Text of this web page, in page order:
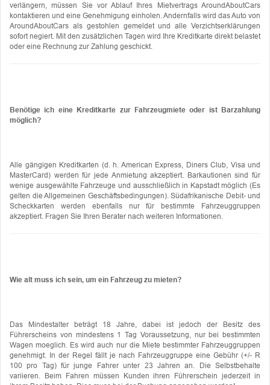
verlängern, müssen Sie vor Ablauf Ihres Mietvertrags AroundAboutCars
kontaktieren und eine Genehmigung einholen. Andernfalls wird das Auto von
AroundAboutCars als gestohlen gemeldet und alle Verzichtserklärungen
sofort negiert. Mit den zusätzlichen Tagen wird Ihre Kreditkarte direkt belastet
oder eine Rechnung zur Zahlung geschickt.
Benötige ich eine Kreditkarte zur Fahrzeugmiete oder ist Barzahlung
möglich?
Alle gängigen Kreditkarten (d. h. American Express, Diners Club, Visa und
MasterCard) werden für jede Anmietung akzeptiert. Barkautionen sind für
wenige ausgewählte Fahrzeuge und ausschließlich in Kapstadt möglich (Es
gelten die Allgemeinen Geschäftsbedingungen). Südafrikanische Debit- und
Scheckkarten werden ebenfalls nur für bestimmte Fahrzeuggruppen
akzeptiert. Fragen Sie Ihren Berater nach weiteren Informationen.
Wie alt muss ich sein, um ein Fahrzeug zu mieten?
Das Mindestalter beträgt 18 Jahre, dabei ist jedoch der Besitz des
Führerscheins von mindestens 1 Tag Voraussetzung, nur bei bestimmten
Wagen moeglich. Es wird auch nur die Miete bestimmter Fahrzeuggruppen
genehmigt. In der Regel fällt je nach Fahrzeuggruppe eine Gebühr (+/- R
100 pro Tag) für junge Fahrer unter 23 Jahren an. Die Selbstbehalte
variieren. Beim Fahren müssen Kunden ihren Führerschein jederzeit in